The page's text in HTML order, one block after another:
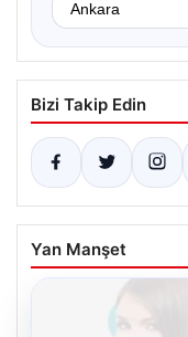
Bizi Takip Edin
Yan Manşet